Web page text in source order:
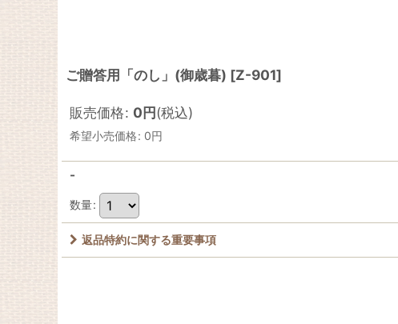
ご贈答用「のし」(御歳暮) [Z-901]
販売価格: 0円(税込)
希望小売価格: 0円
-
数量:
返品特約に関する重要事項